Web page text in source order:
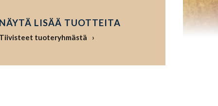
LISÄÄ TUOTTEITA
tuoteryhmästä